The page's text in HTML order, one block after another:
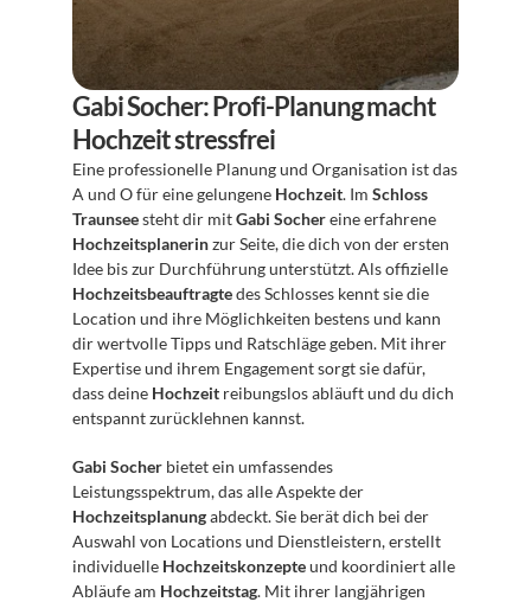
Gabi Socher: Profi-Planung macht
Hochzeit stressfrei
Eine professionelle Planung und Organisation ist das
A und O für eine gelungene Hochzeit. Im Schloss
Traunsee steht dir mit Gabi Socher
Hochzeitsplanerin zur Seite, die dich von der ersten
Hochzeitsbeauftragte des Schlosses kennt sie die
Location und ihre Möglichkeiten bestens und kann
dir wertvolle Tipps und Ratschläge geben. Mit ihrer
Expertise und ihrem Engagement sorgt sie dafür,
dass deine Hochzeit reibungslos abläuft und du dich
entspannt zurücklehnen kannst.
Gabi Socher bietet ein umfassendes
Hochzeitsplanung abdeckt. Sie berät dich bei der
Auswahl von Locations und Dienstleistern, erstellt
individuelle Hochzeitskonzepte und koordiniert alle
Abläufe am Hochzeitstag. Mit ihrer langjährigen